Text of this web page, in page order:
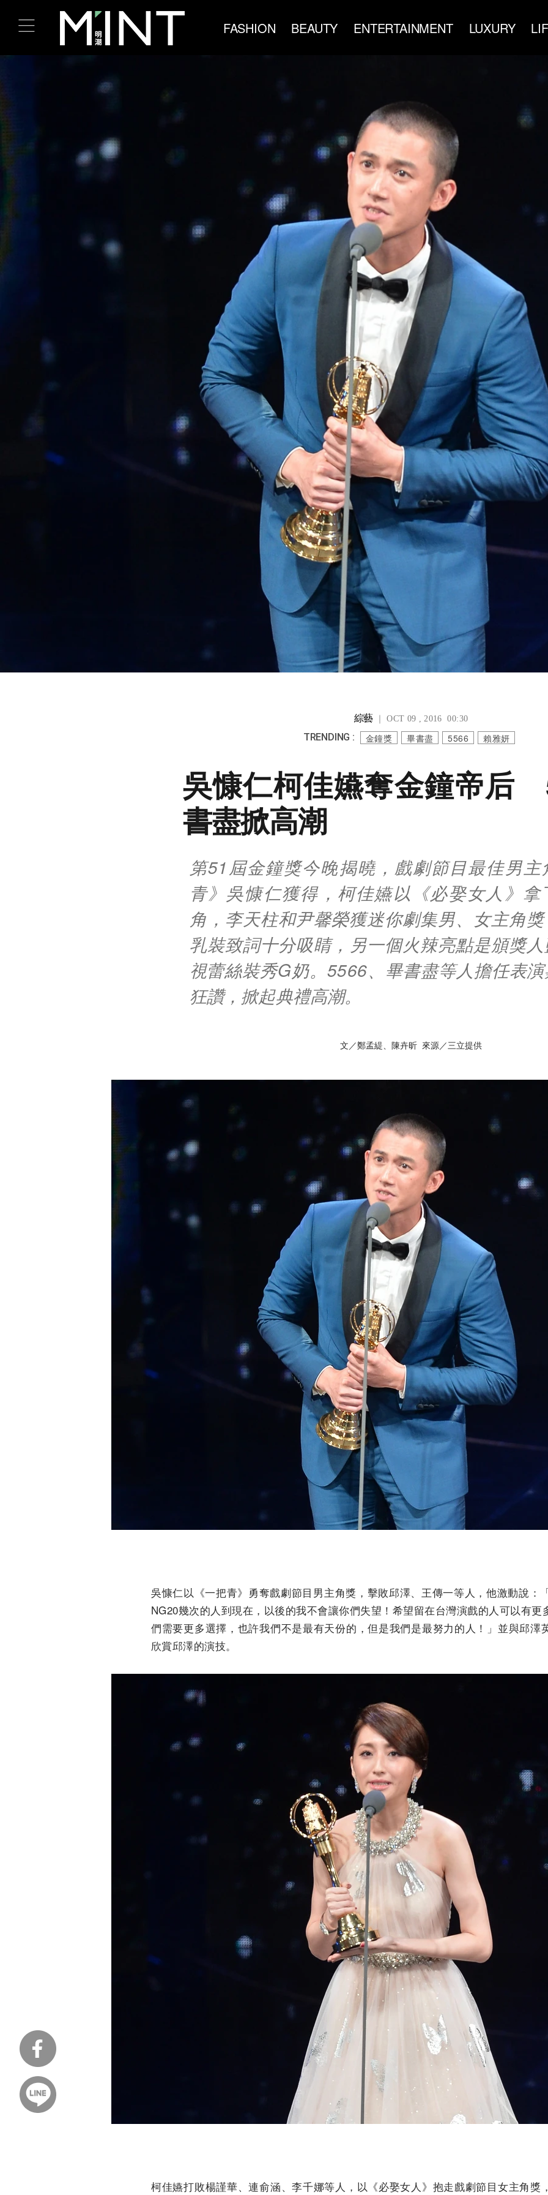
FASHION BEAUTY ENTERTAINMENT LUXURY
綜藝｜ OCT 09 , 2016 00:30
TRENDING : 金鐘獎 畢書盡 5566 賴雅妍
吳慷仁柯佳嬿奪金鐘帝后
書盡掀高潮
第51屆金鐘獎今晚揭曉，戲劇節目最佳男主
青》吳慷仁獲得，柯佳嬿以《必娶女人》拿
角，李天柱和尹馨榮獲迷你劇集男、女主角
乳裝致詞十分吸睛，另一個火辣亮點是頒獎
視蕾絲裝秀G奶。5566、畢書盡等人擔任表
狂讚，掀起典禮高潮。
文／鄭孟緹、陳卉昕 來源／三立提供
吳慷仁以《一把青》勇奪戲劇節目男主角獎，擊敗邱澤、王傳一等人，他激動說：
NG20幾次的人到現在，以後的我不會讓你們失望！希望留在台灣演戲的人可以有
們需要更多選擇，也許我們不是最有天份的，但是我們是最努力的人！」並與邱澤
欣賞邱澤的演技。
柯佳嬿打敗楊謹華、連俞涵、李千娜等人，以《必娶女人》抱走戲劇節目女主角獎